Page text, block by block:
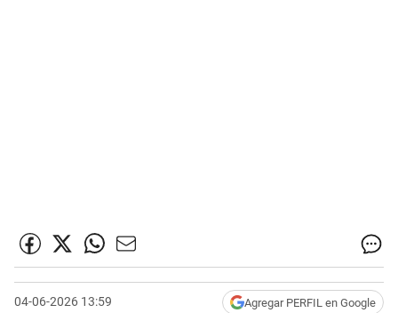
04-06-2026 13:59 Agregar PERFIL en Google